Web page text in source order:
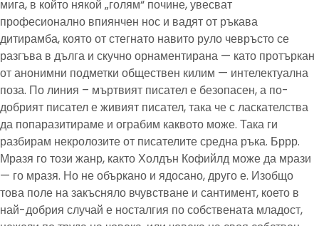
мига, в който някой „голям“ почине, увесват
професионално впиянчен нос и вадят от ръкава
дитирамба, която от стегнато навито руло чевръсто се
разгъва в дълга и скучно орнаментирана — като протъркан
от анонимни подметки обществен килим — интелектуална
поза. По линия – мъртвият писател е безопасен, а по-
добрият писател е живият писател, така че с ласкателства
да попаразитираме и ограбим каквото може. Така ги
разбирам некролозите от писателите средна ръка. Бррр.
Мразя го този жанр, както Холдън Кофийлд може да мрази
— го мразя. Но не объркано и ядосано, друго е. Изобщо
това поле на закъсняло вчувстване и сантимент, което в
най-добрия случай е носталгия по собствената младост,